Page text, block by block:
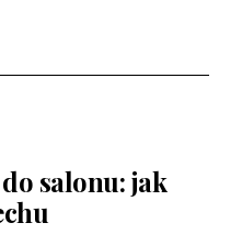
salonu: jak